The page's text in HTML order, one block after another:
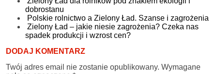
dobrostanu
Polskie rolnictwo a Zielony Ład. Szanse i zagrożenia
Zielony Ład – jakie niesie zagrożenia? Czeka nas
spadek produkcji i wzrost cen?
DODAJ KOMENTARZ
Twój adres email nie zostanie opublikowany. Wymagane